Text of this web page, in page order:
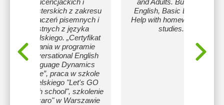
licencjackich i
magisterskich z zakresu
tłumaczeń pisemnych i
ustnych z języka
angielskiego. „Certyfikat
uznania w programie
Conversational English
Language Dynamics
Online”, praca w szkole
angielskiego "Let's GO
English school", szkolenie
z "Picaro" w Warszawie
and Adults. Business
English, Basic English.
Help with homework and
studies.